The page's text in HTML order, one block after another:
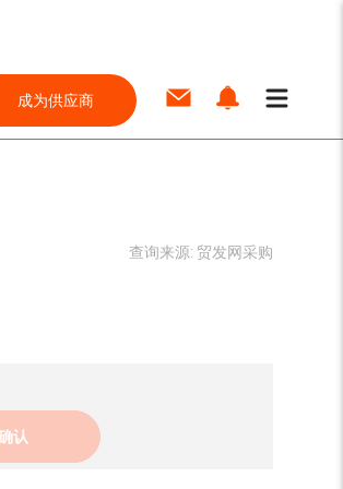
成为供应商
查询来源: 贸发网采购
认